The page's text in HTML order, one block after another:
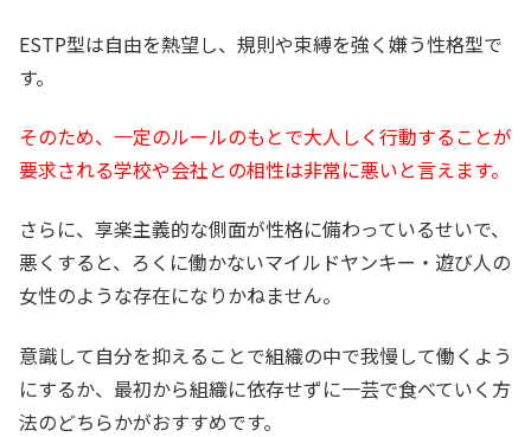
ESTP型は自由を熱望し、規則や束縛を強く嫌う性格型で
す。
そのため、一定のルールのもとで大人しく行動することが
要求される学校や会社との相性は非常に悪いと言えます。
さらに、享楽主義的な側面が性格に備わっているせいで、
悪くすると、ろくに働かないマイルドヤンキー・遊び人の
女性のような存在になりかねません。
意識して自分を抑えることで組織の中で我慢して働くよう
にするか、最初から組織に依存せずに一芸で食べていく方
法のどちらかがおすすめです。